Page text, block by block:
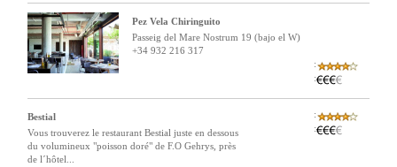
Pez Vela Chiringuito
Passeig del Mare Nostrum 19 (bajo el W)
+34 932 216 317
:
:
Bestial
Vous trouverez le restaurant Bestial juste en dessous
du volumineux "poisson doré" de F.O Gehrys, près
de l´hôtel...
:
: